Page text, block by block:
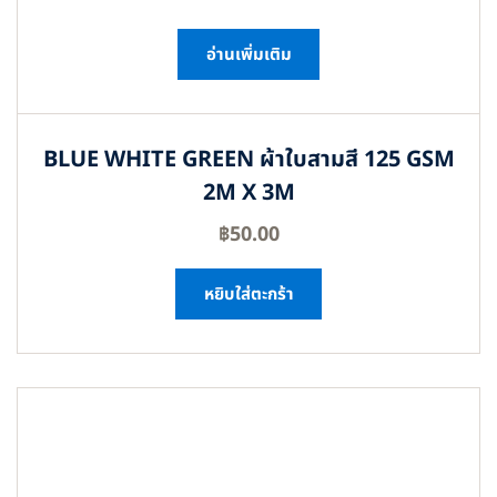
อ่านเพิ่มเติม
BLUE WHITE GREEN ผ้าใบสามสี 125 GSM
2M X 3M
฿50.00
หยิบใส่ตะกร้า